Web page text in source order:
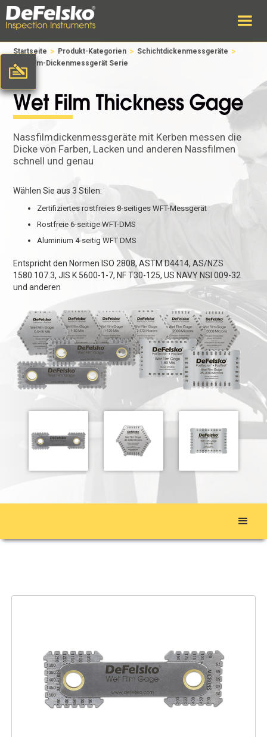
Startseite > Produkt-Kategorien > Schichtdickenmessgeräte >
Nassfilm-Dickenmessgerät Serie
Nassfilmdickenmessgeräte mit Kerben messen die
Dicke von Farben, Lacken und anderen Nassfilmen
schnell und genau
Wählen Sie aus 3 Stilen:
Zertifiziertes rostfreies 8-seitiges WFT-Messgerät
Rostfreie 6-seitige WFT-DMS
Aluminium 4-seitig WFT DMS
Entspricht den Normen ISO 2808, ASTM D4414, AS/NZS
1580.107.3, JIS K 5600-1-7, NF T30-125, US NAVY NSI 009-32
und anderen